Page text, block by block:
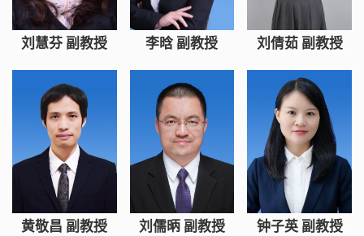
刘慧芬 副教授 李晗 副教授 刘倩茹 副教授
黄敬昌 副教授 刘儒昞 副教授 钟子英 副教授